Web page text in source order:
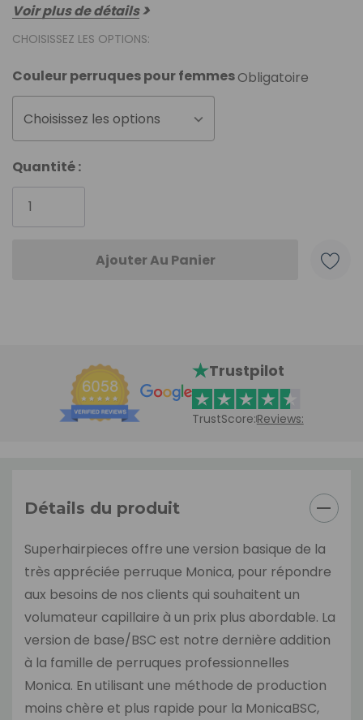
Voir plus de détails
CHOISISSEZ LES OPTIONS:
Couleur perruques pour femmesObligatoire
Choisissez les options
Stock
actuel
Quantité :
Trustpilot
TrustScore:Reviews:
Détails du produit
Superhairpieces offre une version basique de la
très appréciée perruque Monica, pour répondre
aux besoins de nos clients qui souhaitent un
volumateur capillaire à un prix plus abordable. La
version de base/BSC est notre dernière addition
à la famille de perruques professionnelles
Monica. En utilisant une méthode de production
moins chère et plus rapide pour la MonicaBSC,